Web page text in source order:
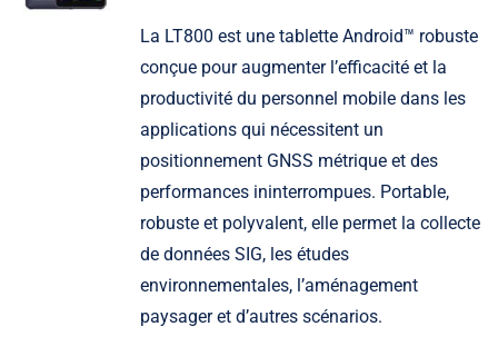
La LT800 est une tablette Android™ robuste
conçue pour augmenter l’efficacité et la
productivité du personnel mobile dans les
applications qui nécessitent un
positionnement GNSS métrique et des
performances ininterrompues. Portable,
robuste et polyvalent, elle permet la collecte
de données SIG, les études
environnementales, l’aménagement
paysager et d’autres scénarios.